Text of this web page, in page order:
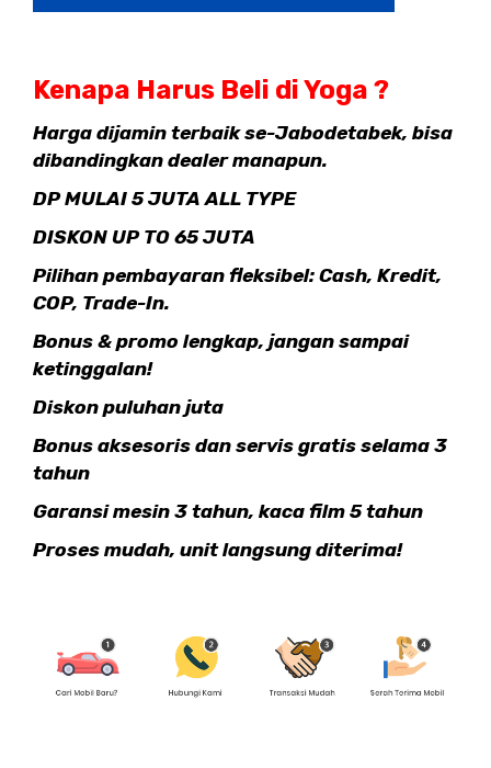
Kenapa Harus Beli di Yoga ?
Harga dijamin terbaik se-Jabodetabek, bisa
dibandingkan dealer manapun.
DP MULAI 5 JUTA ALL TYPE
DISKON UP TO 65 JUTA
Pilihan pembayaran fleksibel: Cash, Kredit,
COP, Trade-In.
Bonus & promo lengkap, jangan sampai
ketinggalan!
Diskon puluhan juta
Bonus aksesoris dan servis gratis selama 3
tahun
Garansi mesin 3 tahun, kaca film 5 tahun
Proses mudah, unit langsung diterima!